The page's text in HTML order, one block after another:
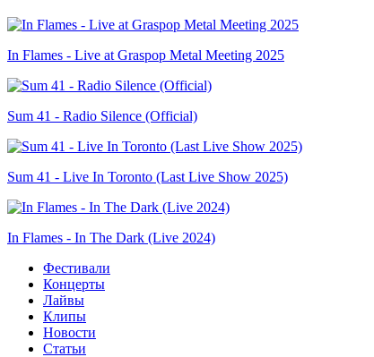
In Flames - Live at Graspop Metal Meeting 2025
Sum 41 - Radio Silence (Official)
Sum 41 - Live In Toronto (Last Live Show 2025)
In Flames - In The Dark (Live 2024)
Фестивали
Концерты
Лайвы
Клипы
Новости
Статьи